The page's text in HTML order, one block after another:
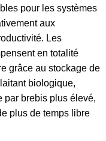
pour les systèmes
aux
Les
en totalité
grâce au stockage de
biologique,
par brebis plus élevé,
plus de temps libre